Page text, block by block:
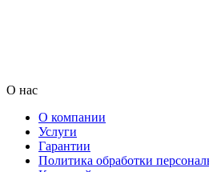
О нас
О компании
Услуги
Гарантии
Политика обработки